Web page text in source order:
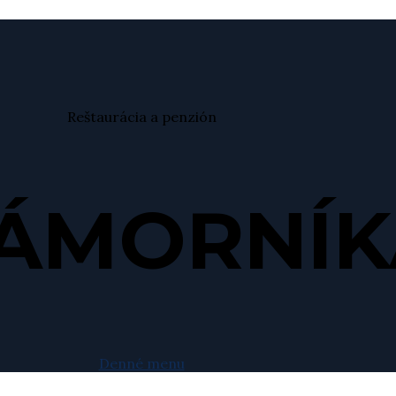
Reštaurácia a penzión
Denné menu